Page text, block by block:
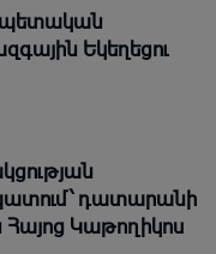
պետական
Եկեղեցու
դատարանի
Հայոց Կաթողիկոս